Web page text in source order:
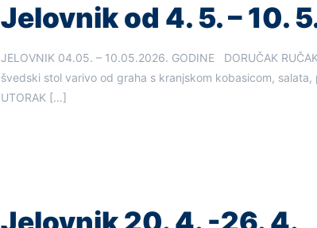
Jelovnik od 4. 5. – 10.
JELOVNIK 04.05. – 10.05.2026. GODINE DORUČAK
švedski stol varivo od graha s kranjskom kobasicom,
UTORAK […]